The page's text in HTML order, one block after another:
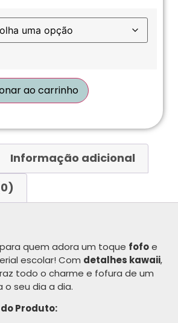
ao carrinho
Informação adicional
quem adora um toque fofoe
escolar! Com detalhes kawaii,
todo o charme e fofura de um
o seu dia a dia.
Produto: